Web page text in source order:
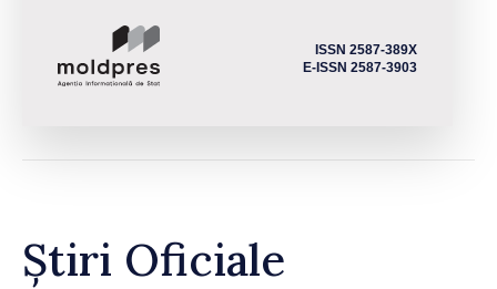
ISSN 2587-389X
E-ISSN 2587-3903
Știri Oficiale